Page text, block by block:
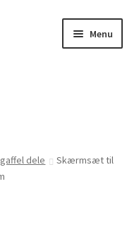
Menu
dele
Skærmsæt til